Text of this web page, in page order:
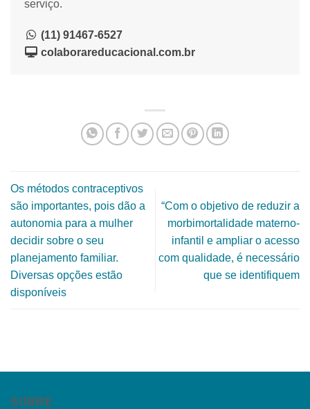
serviço.
(11) 91467-6527
colaborareducacional.com.br
Os métodos contraceptivos
são importantes, pois dão a
autonomia para a mulher
decidir sobre o seu
planejamento familiar.
Diversas opções estão
disponíveis
“Com o objetivo de reduzir a
morbimortalidade materno-
infantil e ampliar o acesso
com qualidade, é necessário
que se identifiquem
SOBRE